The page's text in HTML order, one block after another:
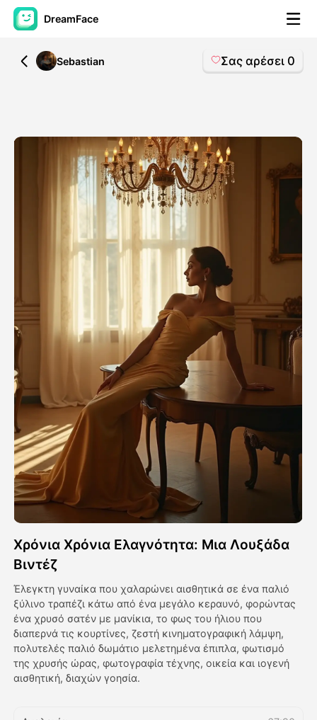
DreamFace
Εργαλεία AI
Βίντεο
Φωτογραφία
▼
Δείτε όλα τα εργαλεία
Πρότυπα
Βίντεο του Avatar
▼
▼
Φωτογραφία
Άλλα Μέσα ▼
Δείτε όλα τα πρότυπα
Γκαλερί
Blog
Τιμολόγιο
All
Sebastian Σας αρέσει 0
Χρόνια Χρόνια Ελαγνότητα: Μια Λουξάδα
Βιντέζ
Έλεγκτη γυναίκα που χαλαρώνει αισθητικά σε ένα παλιό
ξύλινο τραπέζι κάτω από ένα μεγάλο κεραυνό, φορώντας
ένα χρυσό σατέν με μανίκια, το φως του ήλιου που
διαπερνά τις κουρτίνες, ζεστή κινηματογραφική λάμψη,
πολυτελές παλιό δωμάτιο μελετημένα έπιπλα, φωτισμό
της χρυσής ώρας, φωτογραφία τέχνης, οικεία και ιογενή
αισθητική, διαχών γοησία.